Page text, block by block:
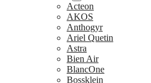
Acteon
AKOS
Anthogyr
Ariel Quetin
Astra
Bien Air
BlancOne
Bossklein